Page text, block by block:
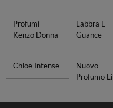
Profumi
Kenzo Donna
Labbra E
Guance
Chloe Intense
Nuovo
Profumo